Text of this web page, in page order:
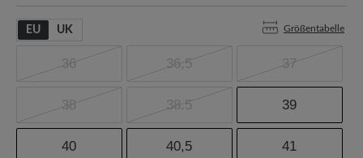
EU UK Größentabelle
36 36,5 37
38 38.5 39
40 40,5 41